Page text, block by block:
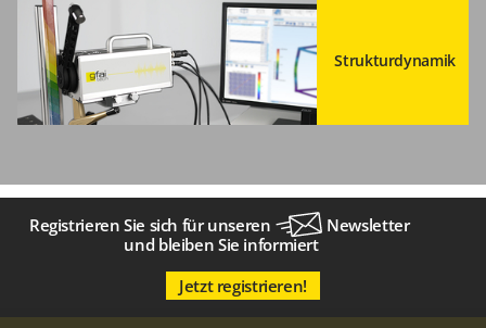
Strukturdynamik
Registrieren Sie sich für unseren
Newsletter
und bleiben Sie informiert
Jetzt registrieren!